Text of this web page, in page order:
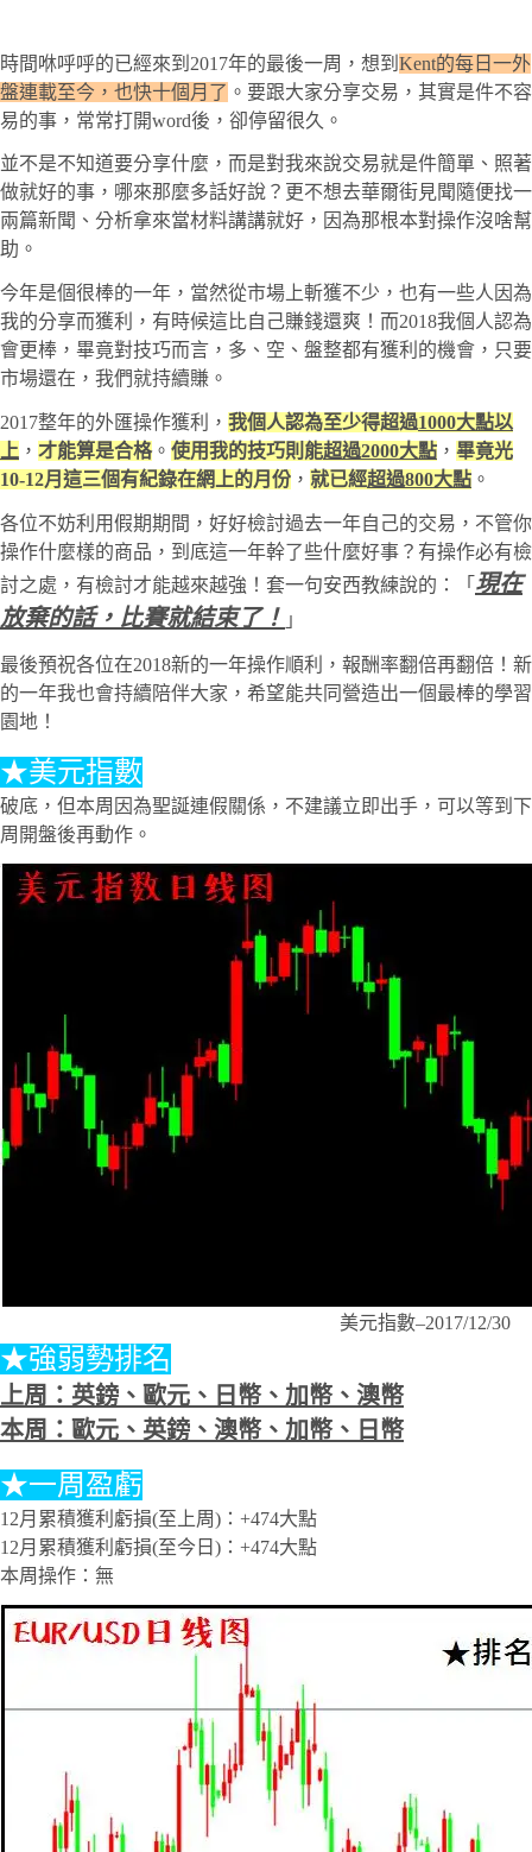
時間咻呼呼的已經來到2017年的最後一周，想到 Kent的每日一外
盤連載至今，也快十個月了 。要跟大家分享交易，其實是件不容
易的事，常常打開word後，卻停留很久。
並不是不知道要分享什麼，而是對我來說交易就是件簡單、照著
做就好的事，哪來那麼多話好說？更不想去華爾街見聞隨便找一
兩篇新聞、分析拿來當材料講講就好，因為那根本對操作沒啥幫
助。
今年是個很棒的一年，當然從市場上斬獲不少，也有一些人因為
我的分享而獲利，有時候這比自己賺錢還爽！而2018我個人認為
會更棒，畢竟對技巧而言，多、空、盤整都有獲利的機會，只要
市場還在，我們就持續賺。
2017整年的外匯操作獲利， 我個人認為至少得超過1000大點以
上 ， 才能算是合格。 使用我的技巧則能超過2000大點 ， 畢竟光
10-12月這三個有紀錄在網上的月份 ， 就已經超過800大點 。
各位不妨利用假期期間，好好檢討過去一年自己的交易，不管你
操作什麼樣的商品，到底這一年幹了些什麼好事？有操作必有檢
討之處，有檢討才能越來越強！套一句安西教練說的：「 現在
放棄的話，比賽就結束了！ 」
最後預祝各位在2018新的一年操作順利，報酬率翻倍再翻倍！新
的一年我也會持續陪伴大家，希望能共同營造出一個最棒的學習
園地！
★美元指數
破底，但本周因為聖誕連假關係，不建議立即出手，可以等到下
周開盤後再動作。
美元指數–2017/12/30
★強弱勢排名
上周：英鎊、歐元、日幣、加幣、澳幣
本周：歐元、英鎊、澳幣、加幣、日幣
★一周盈虧
12月累積獲利虧損(至上周)：+474大點
12月累積獲利虧損(至今日)：+474大點
本周操作：無